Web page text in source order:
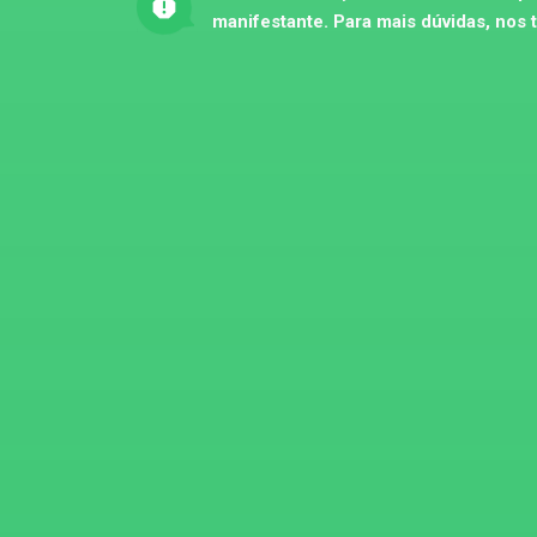
manifestante. Para mais dúvidas, nos